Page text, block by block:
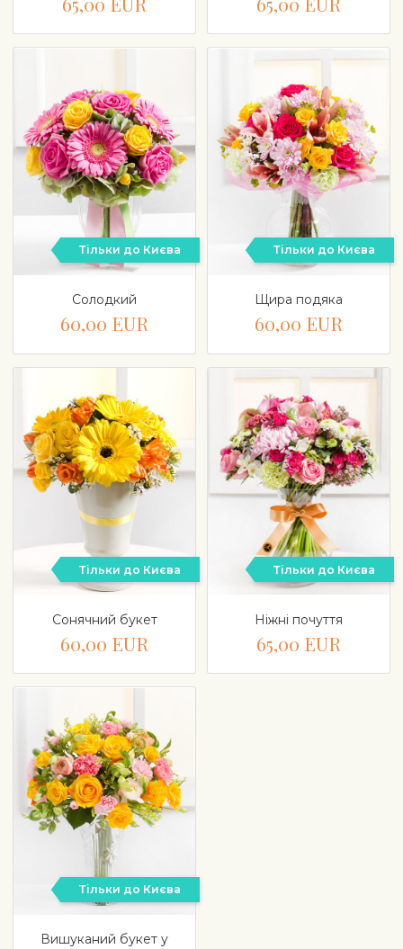
Тільки до Києва
Солодкий
60,00 EUR
Тільки до Києва
Щира подяка
60,00 EUR
Тільки до Києва
Сонячний букет
60,00 EUR
Тільки до Києва
Ніжні почуття
65,00 EUR
Тільки до Києва
Вишуканий букет у